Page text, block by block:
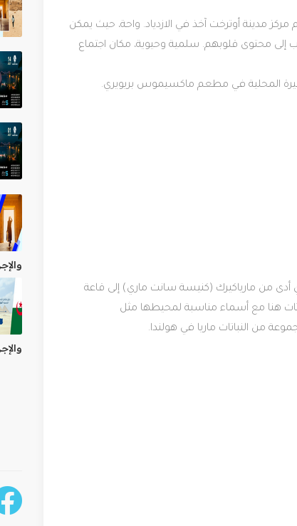
مدينة أوترخت آخذ في الازدياد. واحة، حيث يمكن
إلى محتوى قلوبهم. سلمية وحيوية، مكان اجتماع
المحلية في مطعم ماكسيموس بريويري.
هو بقايا من القرن 11 مغطى الممر، الذي أدى من مارياكيرك (كنيسة سانت ماري) إلى قاعة
هنا مع أسماء مناسبة لمحيطها مثل
من النباتات ماريا في هولندا.